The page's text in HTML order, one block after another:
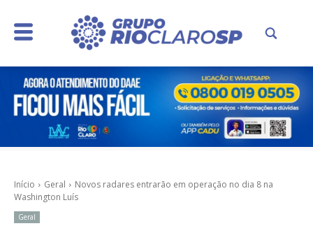
Início Geral
Novos radares entrarão em operação no dia 8 na
Washington Luís
Geral